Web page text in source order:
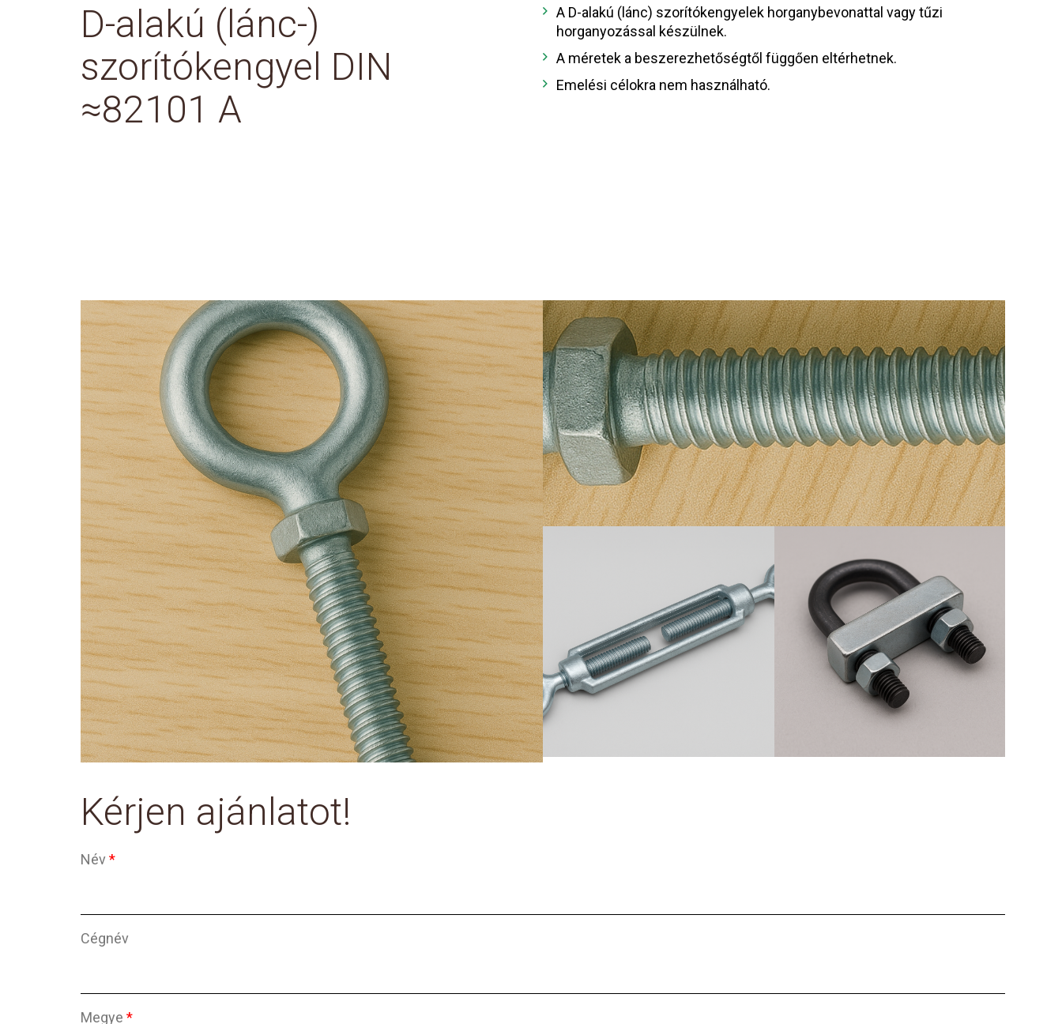
D-alakú (lánc-)
szorítókengyel DIN
≈82101 A
A D-alakú (lánc) szorítókengyelek horganybevonattal vagy tűzi
horganyozással készülnek.
A méretek a beszerezhetőségtől függően eltérhetnek.
Emelési célokra nem használható.
Kérjen ajánlatot!
Név*
Cégnév
Megye *